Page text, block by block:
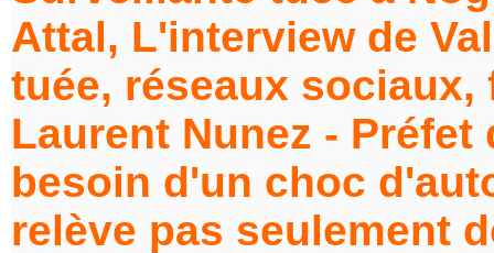
Attal, L'interview de
tuée, réseaux sociaux,
Laurent Nunez -
besoin d'un choc
relève pas seulement